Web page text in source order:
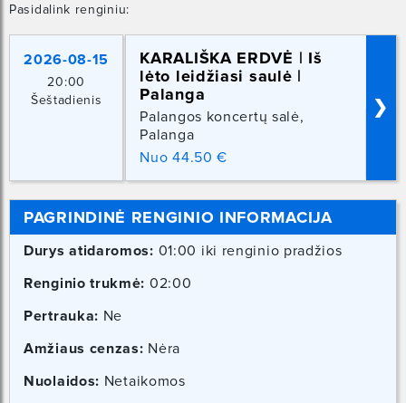
Pasidalink renginiu:
2026-08-15
20:00
Šeštadienis
KARALIŠKA ERDVĖ | Iš
lėto leidžiasi saulė |
Palanga
Palangos koncertų salė,
Palanga
Nuo 44.50 €
❯
PAGRINDINĖ RENGINIO INFORMACIJA
Durys atidaromos: 01:00 iki renginio pradžios
Renginio trukmė: 02:00
Pertrauka: Ne
Amžiaus cenzas: Nėra
Nuolaidos: Netaikomos